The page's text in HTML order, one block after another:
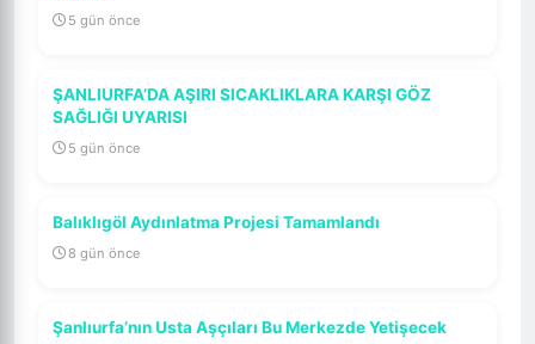
5 gün önce
ŞANLIURFA’DA AŞIRI SICAKLIKLARA KARŞI GÖZ
SAĞLIĞI UYARISI
5 gün önce
Balıklıgöl Aydınlatma Projesi Tamamlandı
8 gün önce
Şanlıurfa’nın Usta Aşçıları Bu Merkezde Yetişecek